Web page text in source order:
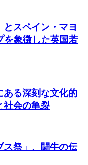
スペイン・マヨ
を象徴した英国若
ある深刻な文化的
会の亀裂
ス祭」、闘牛の伝